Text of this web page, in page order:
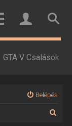
GTA V Csalások
Belépés